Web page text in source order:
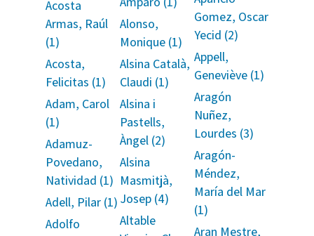
Acosta
Armas, Raúl
(1)
Acosta,
Felicitas (1)
Adam, Carol
(1)
Adamuz-
Povedano,
Natividad (1)
Adell, Pilar (1)
Adolfo
Alonso,
Monique (1)
Alsina Català,
Claudi (1)
Alsina i
Pastells,
Àngel (2)
Alsina
Masmitjà,
Josep (4)
Altable
Gomez, Oscar
Yecid (2)
Appell,
Geneviève (1)
Aragón
Nuñez,
Lourdes (3)
Aragón-
Méndez,
María del Mar
(1)
Aran Mestre,